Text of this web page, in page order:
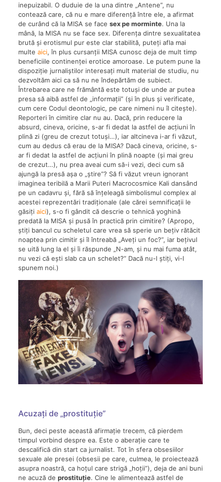
inepuizabil. O duduie de la una dintre „Antene”, nu
contează care, că nu e mare diferență între ele, a afirmat
de curând că la MISA se face sex pe morminte. Una la
mână, la MISA nu se face sex. Diferența dintre sexualitatea
brută și erotismul pur este clar stabilită, puteți afla mai
multe aici, în plus cursanții MISA cunosc deja de mult timp
beneficiile continenței erotice amoroase. Le putem pune la
dispoziție jurnaliștilor interesați mult material de studiu, nu
dezvoltăm aici ca să nu ne îndepărtăm de subiect.
Întrebarea care ne frământă este totuși de unde ar putea
presa să aibă astfel de „informații” (și în plus și verificate,
cum cere Codul deontologic, pe care nimeni nu îl citește).
Reporteri în cimitire clar nu au. Dacă, prin reducere la
absurd, cineva, oricine, s-ar fi dedat la astfel de acțiuni în
plină zi (greu de crezut totuși…), iar altcineva i-ar fi văzut,
cum au dedus că erau de la MISA? Dacă cineva, oricine, s-
ar fi dedat la astfel de acțiuni în plină noapte (și mai greu
de crezut…), nu prea aveai cum să-i vezi, deci cum să
ajungă la presă așa o „știre”? Să fi văzut vreun ignorant
imaginea teribilă a Marii Puteri Macrocosmice Kali dansând
pe un cadavru și, fără să înțeleagă simbolismul complex al
acestei reprezentări tradiționale (ale cărei semnificații le
găsiți aici), s-o fi gândit că descrie o tehnică yoghină
predată la MISA și pusă în practică prin cimitire? (Apropo,
știți bancul cu scheletul care vrea să sperie un bețiv rătăcit
noaptea prin cimitir și îl întreabă „Aveți un foc?”, iar bețivul
se uită lung la el și îi răspunde „N-am, și nu mai fuma atât,
nu vezi că ești slab ca un schelet?” Dacă nu-l știți, vi-l
spunem noi.)
Acuzați de „prostituție”
Bun, deci peste această afirmație trecem, că pierdem
timpul vorbind despre ea. Este o aberație care te
descalifică din start ca jurnalist. Tot în sfera obsesiilor
sexuale ale presei (obsesii pe care, culmea, le proiectează
asupra noastră, ca hoțul care strigă „hoții”), deja de ani buni
ne acuză de prostituție. Cine le alimentează astfel de